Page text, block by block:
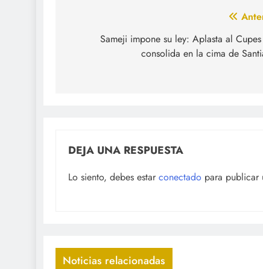
Sameji impone su ley: Aplasta al
consolida en la cima de
DEJA UNA RESPUESTA
Lo siento, debes estar conectado para publicar
Noticias relacionadas